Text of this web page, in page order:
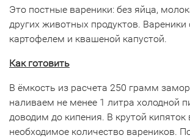
Это постные вареники: без яйца,
других животных продуктов.
картофелем и квашеной капустой.
Как готовить
В ёмкость из расчета 250 грамм
наливаем не менее 1 литра холодной
доводим до кипения. В крутой
необходимое количество вареников.